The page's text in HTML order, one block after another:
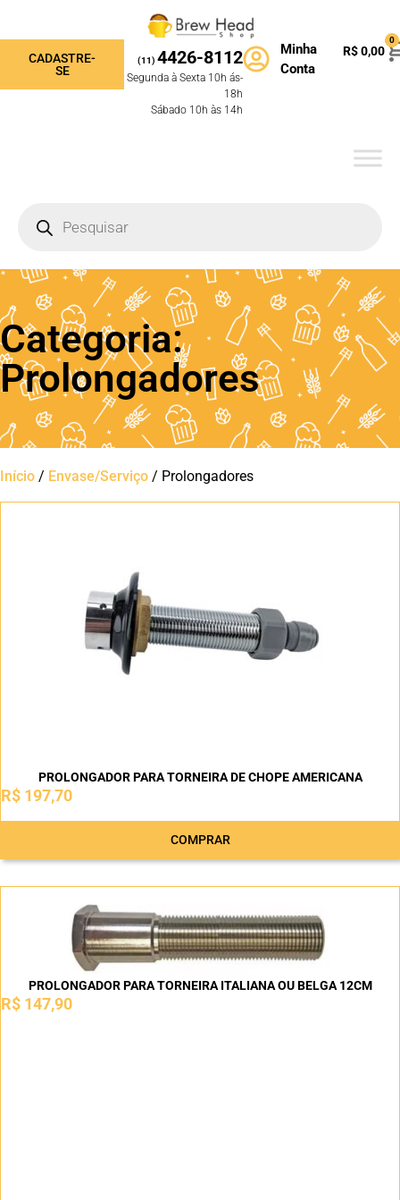
CADASTRE-
SE
(11) 4426-8112
Segunda à Sexta 10h ás-
18h
Sábado 10h às 14h
Minha
Conta
R$0,00
0
Categoria:
Prolongadores
Início / Envase/Serviço / Prolongadores
PROLONGADOR PARA TORNEIRA DE CHOPE AMERICANA
R$ 197,70
COMPRAR
PROLONGADOR PARA TORNEIRA ITALIANA OU BELGA 12CM
R$ 147,90